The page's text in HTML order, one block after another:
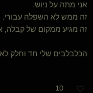
אני מתה על ניוש.
זה ממש לא השפלה עבורי.
זה מגיע ממקום של קבלה,
הכלבלבים שלי חד וחלק
10